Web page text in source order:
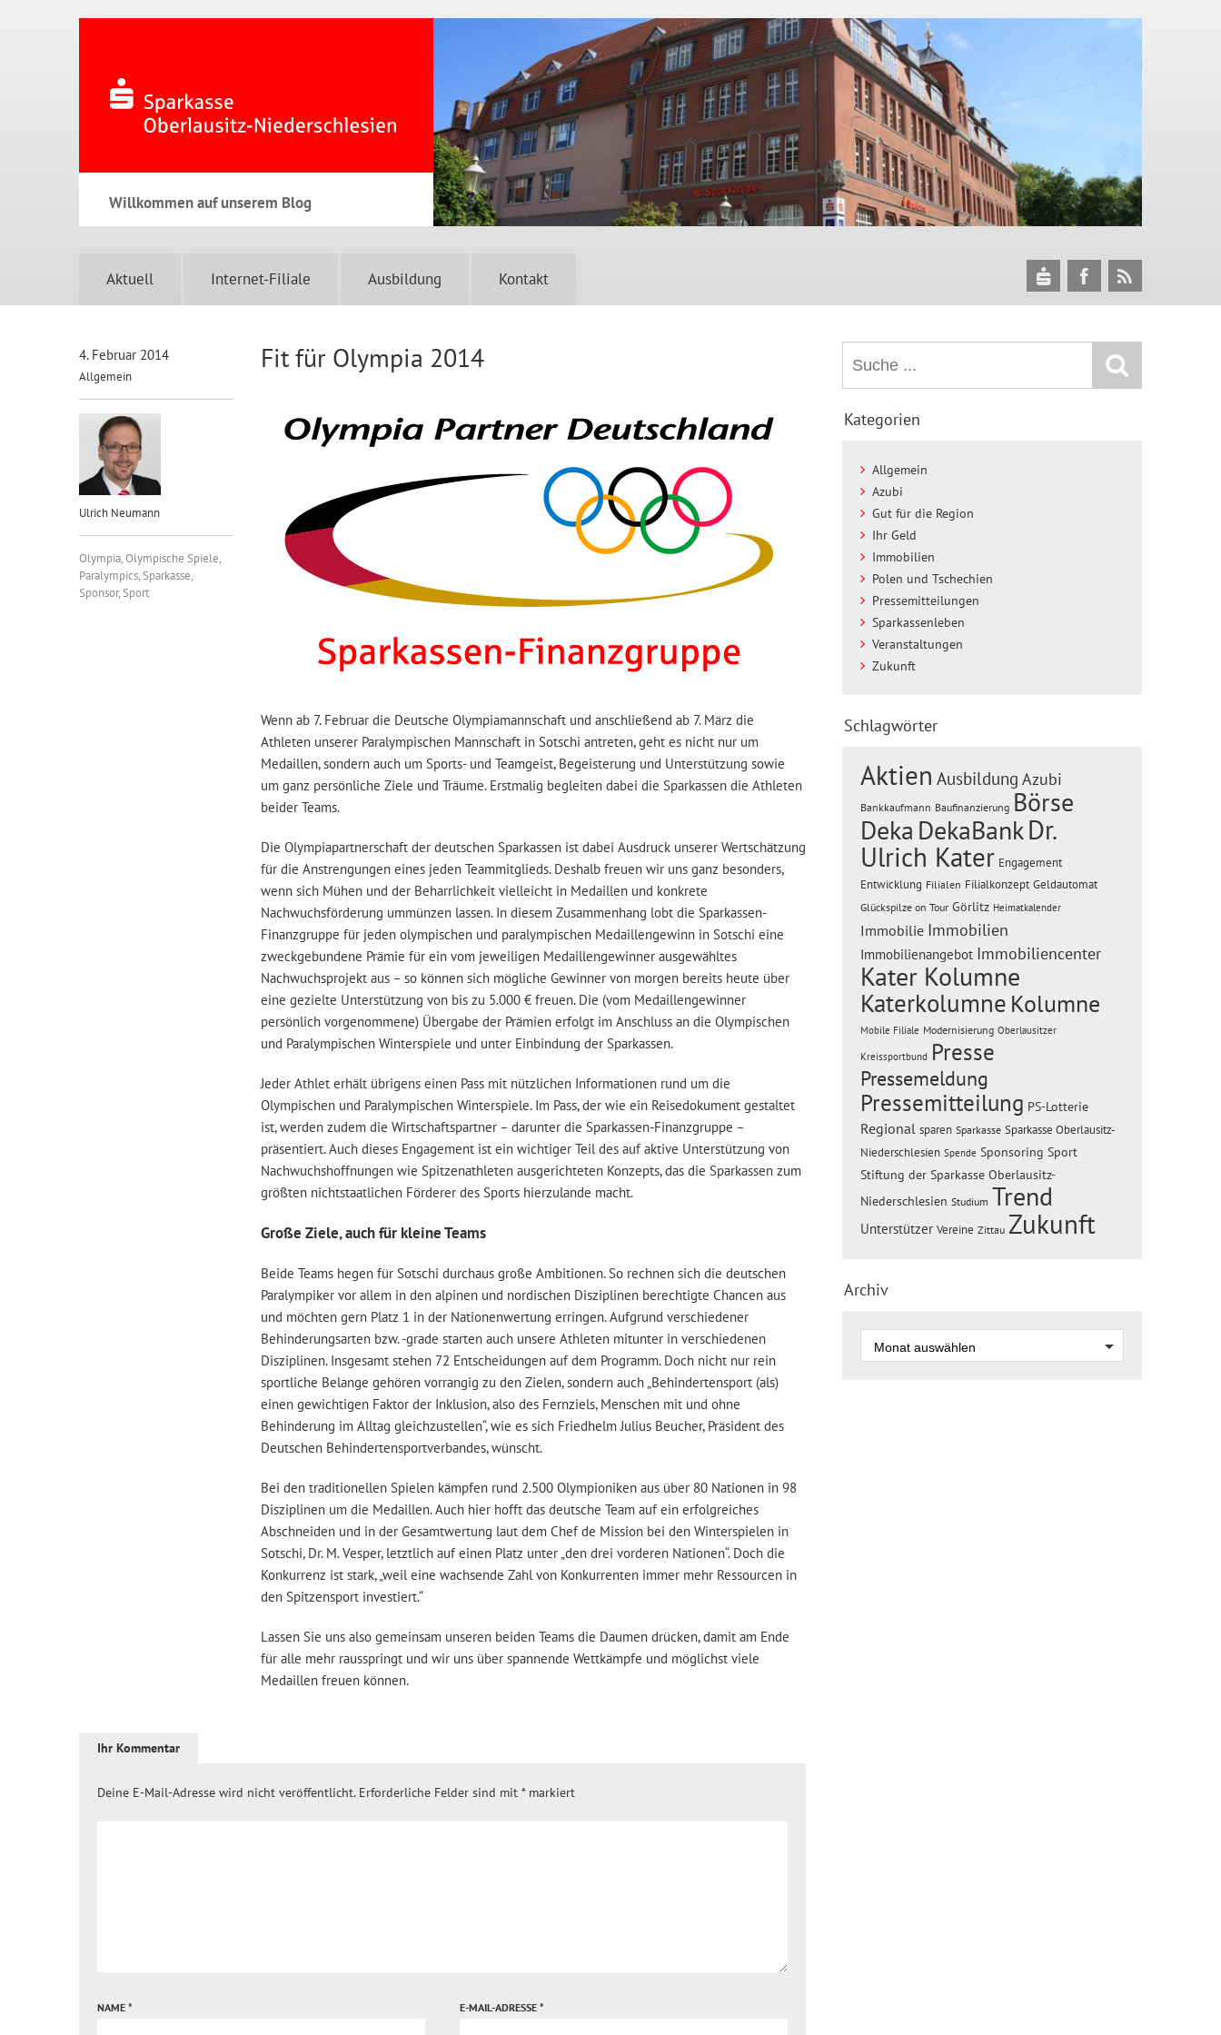
Willkommen auf unserem Blog
Aktuell Internet-Filiale Ausbildung Kontakt
4. Februar 2014
Allgemein
Ulrich Neumann
Olympia,Olympische Spiele,
Paralympics,Sparkasse,
Sponsor,Sport
Fit für Olympia 2014
Wenn ab 7. Februar die Deutsche Olympiamannschaft und anschließend ab 7. März die
Athleten unserer Paralympischen Mannschaft in Sotschi antreten, geht es nicht nur um
Medaillen, sondern auch um Sports- und Teamgeist, Begeisterung und Unterstützung sowie
um ganz persönliche Ziele und Träume. Erstmalig begleiten dabei die Sparkassen die Athleten
beider Teams.
Die Olympiapartnerschaft der deutschen Sparkassen ist dabei Ausdruck unserer Wertschätzung
für die Anstrengungen eines jeden Teammitglieds. Deshalb freuen wir uns ganz besonders,
wenn sich Mühen und der Beharrlichkeit vielleicht in Medaillen und konkrete
Nachwuchsförderung ummünzen lassen. In diesem Zusammenhang lobt die Sparkassen-
Finanzgruppe für jeden olympischen und paralympischen Medaillengewinn in Sotschi eine
zweckgebundene Prämie für ein vom jeweiligen Medaillengewinner ausgewähltes
Nachwuchsprojekt aus – so können sich mögliche Gewinner von morgen bereits heute über
eine gezielte Unterstützung von bis zu 5.000 € freuen. Die (vom Medaillengewinner
persönlich vorgenommene) Übergabe der Prämien erfolgt im Anschluss an die Olympischen
und Paralympischen Winterspiele und unter Einbindung der Sparkassen.
Jeder Athlet erhält übrigens einen Pass mit nützlichen Informationen rund um die
Olympischen und Paralympischen Winterspiele. Im Pass, der wie ein Reisedokument gestaltet
ist, werden zudem die Wirtschaftspartner – darunter die Sparkassen-Finanzgruppe –
präsentiert. Auch dieses Engagement ist ein wichtiger Teil des auf aktive Unterstützung von
Nachwuchshoffnungen wie Spitzenathleten ausgerichteten Konzepts, das die Sparkassen zum
größten nichtstaatlichen Förderer des Sports hierzulande macht.
Große Ziele, auch für kleine Teams
Beide Teams hegen für Sotschi durchaus große Ambitionen. So rechnen sich die deutschen
Paralympiker vor allem in den alpinen und nordischen Disziplinen berechtigte Chancen aus
und möchten gern Platz 1 in der Nationenwertung erringen. Aufgrund verschiedener
Behinderungsarten bzw. -grade starten auch unsere Athleten mitunter in verschiedenen
Disziplinen. Insgesamt stehen 72 Entscheidungen auf dem Programm. Doch nicht nur rein
sportliche Belange gehören vorrangig zu den Zielen, sondern auch „Behindertensport (als)
einen gewichtigen Faktor der Inklusion, also des Fernziels, Menschen mit und ohne
Behinderung im Alltag gleichzustellen“, wie es sich Friedhelm Julius Beucher, Präsident des
Deutschen Behindertensportverbandes, wünscht.
Bei den traditionellen Spielen kämpfen rund 2.500 Olympioniken aus über 80 Nationen in 98
Disziplinen um die Medaillen. Auch hier hofft das deutsche Team auf ein erfolgreiches
Abschneiden und in der Gesamtwertung laut dem Chef de Mission bei den Winterspielen in
Sotschi, Dr. M. Vesper, letztlich auf einen Platz unter „den drei vorderen Nationen“. Doch die
Konkurrenz ist stark, „weil eine wachsende Zahl von Konkurrenten immer mehr Ressourcen in
den Spitzensport investiert.“
Lassen Sie uns also gemeinsam unseren beiden Teams die Daumen drücken, damit am Ende
für alle mehr rausspringt und wir uns über spannende Wettkämpfe und möglichst viele
Medaillen freuen können.
Ihr Kommentar
Deine E-Mail-Adresse wird nicht veröffentlicht. Erforderliche Felder sind mit *markiert
NAME * E-MAIL-ADRESSE *
Kategorien
Allgemein
Azubi
Gut für die Region
Ihr Geld
Immobilien
Polen und Tschechien
Pressemitteilungen
Sparkassenleben
Veranstaltungen
Zukunft
Schlagwörter
Aktien Ausbildung Azubi
Bankkaufmann Baufinanzierung Börse
Deka DekaBankDr.
Ulrich Kater Engagement
Entwicklung Filialen Filialkonzept Geldautomat
Glückspilze on Tour Görlitz Heimatkalender
Immobilie Immobilien
Immobilienangebot Immobiliencenter
Kater Kolumne
Katerkolumne Kolumne
Mobile Filiale Modernisierung Oberlausitzer
Kreissportbund Presse
Pressemeldung
Pressemitteilung PS-Lotterie
Regional sparen Sparkasse Sparkasse Oberlausitz-
Niederschlesien Spende Sponsoring Sport
Stiftung der Sparkasse Oberlausitz-
Niederschlesien Studium Trend
Unterstützer Vereine Zittau Zukunft
Archiv